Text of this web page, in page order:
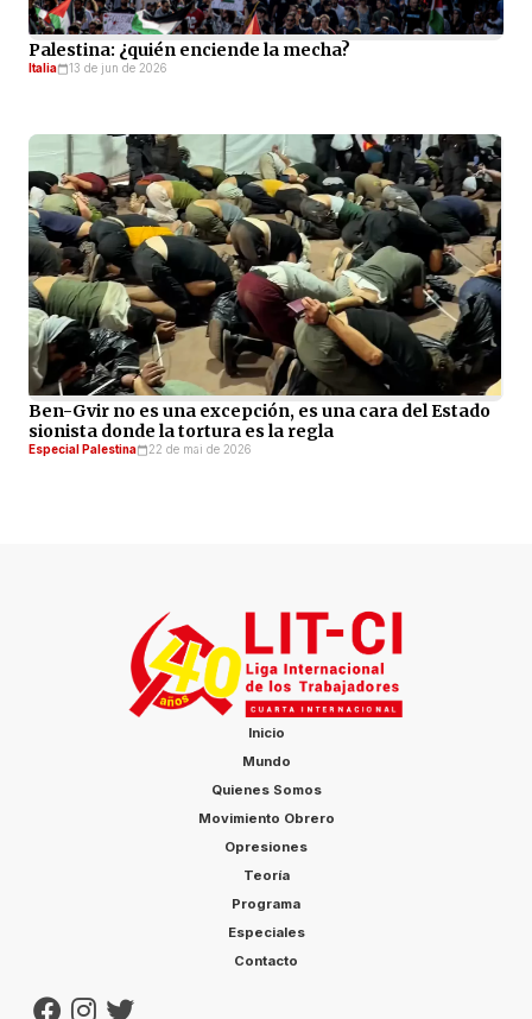
Palestina: ¿quién enciende la mecha?
Italia 13 de jun de 2026
Ben-Gvir no es una excepción, es una cara del Estado
sionista donde la tortura es la regla
Especial Palestina 22 de mai de 2026
Inicio
Mundo
Quienes Somos
Movimiento Obrero
Opresiones
Teoría
Programa
Especiales
Contacto